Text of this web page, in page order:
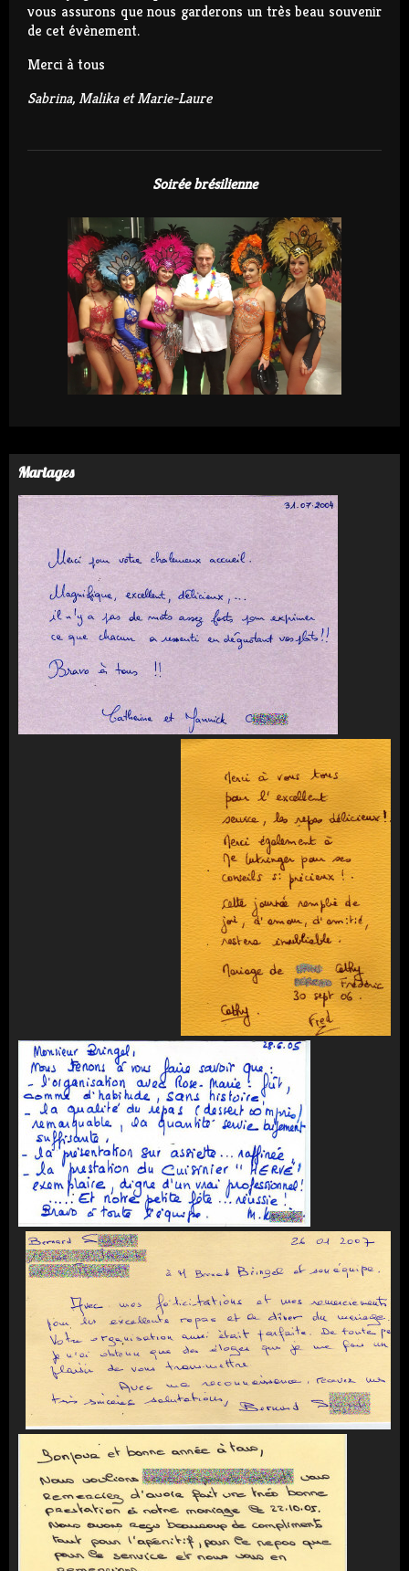
vous assurons que nous garderons un très beau souvenir
de cet évènement.
Merci à tous
Sabrina, Malika et Marie-Laure
Soirée brésilienne
Mariages